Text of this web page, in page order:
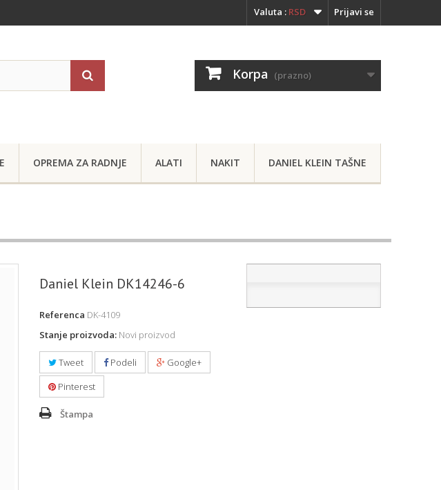
Prijavi se
Valuta : RSD
Korpa (prazno)
OPREMA ZA RADNJE ALATI NAKIT DANIEL KLEIN TAŠNE
Daniel Klein DK14246-6
Referenca DK-4109
Stanje proizvoda: Novi proizvod
Tweet Podeli
Google+
Pinterest
Štampa